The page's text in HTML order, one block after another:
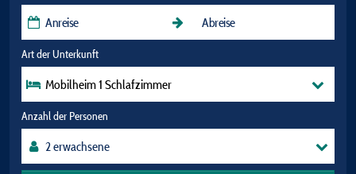
Art der Unterkunft
Mobilheim 1 Schlafzimmer
Anzahl der Personen